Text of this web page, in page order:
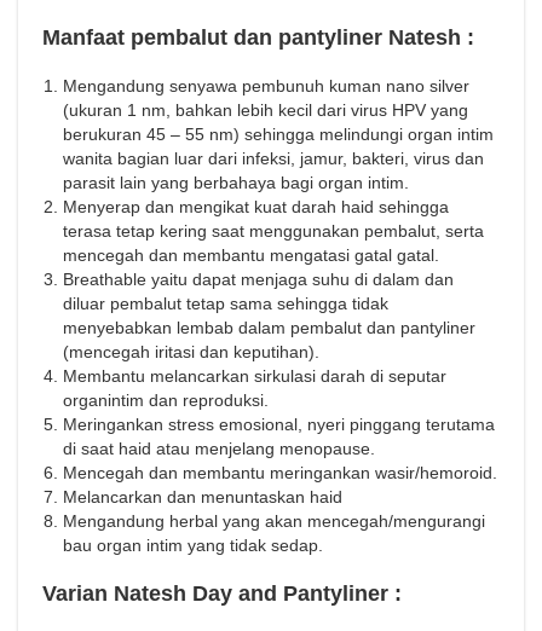
Manfaat pembalut dan pantyliner Natesh :
Mengandung senyawa pembunuh kuman nano silver
(ukuran 1 nm, bahkan lebih kecil dari virus HPV yang
berukuran 45 – 55 nm) sehingga melindungi organ intim
wanita bagian luar dari infeksi, jamur, bakteri, virus dan
parasit lain yang berbahaya bagi organ intim.
Menyerap dan mengikat kuat darah haid sehingga
terasa tetap kering saat menggunakan pembalut, serta
mencegah dan membantu mengatasi gatal gatal.
Breathable yaitu dapat menjaga suhu di dalam dan
diluar pembalut tetap sama sehingga tidak
menyebabkan lembab dalam pembalut dan pantyliner
(mencegah iritasi dan keputihan).
Membantu melancarkan sirkulasi darah di seputar
organintim dan reproduksi.
Meringankan stress emosional, nyeri pinggang terutama
di saat haid atau menjelang menopause.
Mencegah dan membantu meringankan wasir/hemoroid.
Melancarkan dan menuntaskan haid
Mengandung herbal yang akan mencegah/mengurangi
bau organ intim yang tidak sedap.
Varian Natesh Day and Pantyliner :